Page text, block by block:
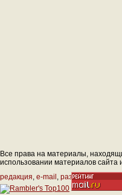
Все права на материалы,
использовании материалов сайта
редакция, e-mail , размещение